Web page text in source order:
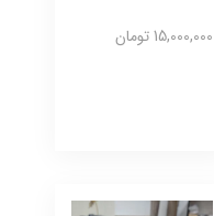
15,000,000 تومان